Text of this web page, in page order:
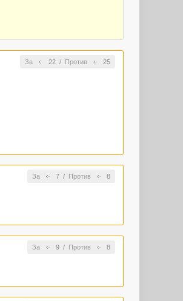
За 22/ Против 25
За 7/ Против 8
За 9/ Против 8